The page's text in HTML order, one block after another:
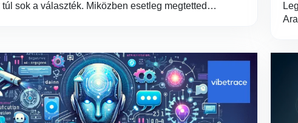
túl sok a választék. Miközben esetleg megtetted…